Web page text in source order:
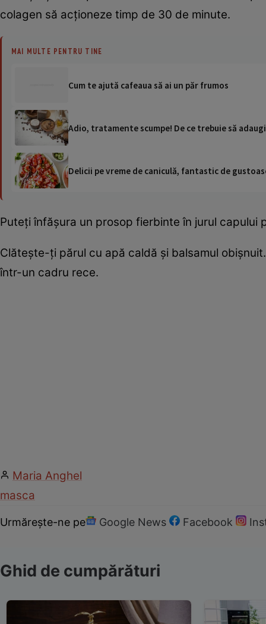
colagen să acționeze timp de 30 de minute.
MAI MULTE PENTRU TINE
Cum te ajută cafeaua să ai un păr frumos
Adio, tratamente scumpe! De ce trebuie să
Delicii pe vreme de caniculă, fantastic de
Puteți înfășura un prosop fierbinte în jurul capului
Clătește-ți părul cu apă caldă și balsamul
într-un cadru rece.
Maria Anghel
masca
Urmărește-ne pe Google News Facebook
Ghid de cumpărături